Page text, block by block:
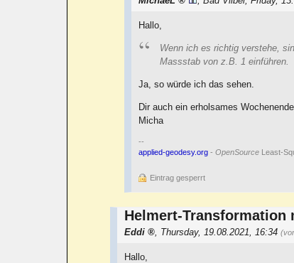
Hallo,
Wenn ich es richtig verstehe,
Massstab von z.B. 1 einführen.
Ja, so würde ich das sehen.
Dir auch ein erholsames Wochenende
Micha
--
applied-geodesy.org -OpenSource Least-
Eintrag gesperrt
Helmert-Transformation
Eddi , Thursday, 19.08.2021, 16:34
Hallo,